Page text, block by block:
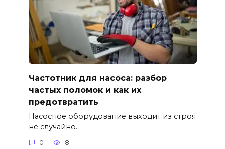
Частотник для насоса: разбор
частых поломок и как их
предотвратить
Насосное оборудование выходит из строя
не случайно.
0 8